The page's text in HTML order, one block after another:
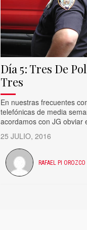
Día 5: Tres De
Tres
En nuestras frecuentes
telefónicas de media
acordamos con JG obviar
25 JULIO, 2016
RAFAEL PI OROZCO